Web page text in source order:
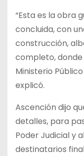
“Esta es la obra
concluida, con
construcción,
completo, donde
Ministerio
explicó.
Ascención dijo
detalles, para
Poder Judicial y
destinatarios